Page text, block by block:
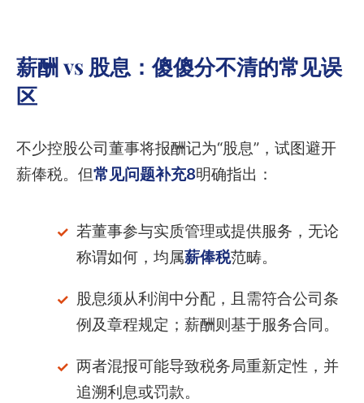
薪酬 vs 股息：傻傻分不清的常见误
区
不少控股公司董事将报酬记为“股息”，试图避开
薪俸税。但常见问题补充8明确指出：
若董事参与实质管理或提供服务，无论
称谓如何，均属薪俸税范畴。
股息须从利润中分配，且需符合公司条
例及章程规定；薪酬则基于服务合同。
两者混报可能导致税务局重新定性，并
追溯利息或罚款。